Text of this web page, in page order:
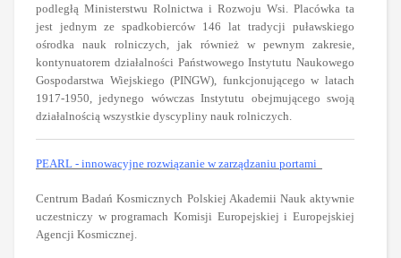
podległą Ministerstwu Rolnictwa i Rozwoju Wsi. Placówka ta
jest jednym ze spadkobierców 146 lat tradycji puławskiego
ośrodka nauk rolniczych, jak również w pewnym zakresie,
kontynuatorem działalności Państwowego Instytutu Naukowego
Gospodarstwa Wiejskiego (PINGW), funkcjonującego w latach
1917-1950, jedynego wówczas Instytutu obejmującego swoją
działalnością wszystkie dyscypliny nauk rolniczych.
PEARL - innowacyjne rozwiązanie w zarządzaniu portami
Centrum Badań Kosmicznych Polskiej Akademii Nauk aktywnie
uczestniczy w programach Komisji Europejskiej i Europejskiej
Agencji Kosmicznej.